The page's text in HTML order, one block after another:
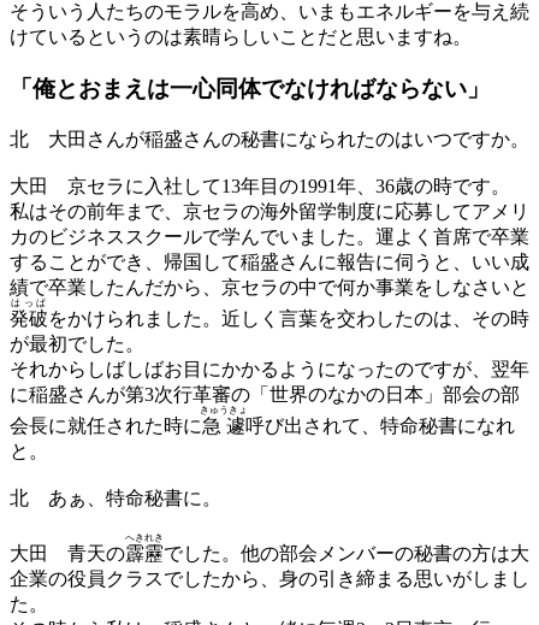
そういう人たちのモラルを高め、いまもエネルギーを与え続
けているというのは素晴らしいことだと思いますね。
「俺とおまえは一心同体でなければならない」
北 大田さんが稲盛さんの秘書になられたのはいつですか。
大田
京セラに入社して13年目の1991年、36歳の時です。
私はその前年まで、京セラの海外留学制度に応募してアメリ
カのビジネススクールで学んでいました。運よく首席で卒業
することができ、帰国して稲盛さんに報告に伺うと、いい成
績で卒業したんだから、京セラの中で何か事業をしなさいと
発破
はっぱ
をかけられました。近しく言葉を交わしたのは、その時
が最初でした。
それからしばしばお目にかかるようになったのですが、翌年
に稲盛さんが第3次行革審の「世界のなかの日本」部会の部
会長に就任された時に急遽
きゅうきょ
呼び出されて、特命秘書になれ
と。
北 あぁ、特命秘書に。
大田 青天の霹靂
へきれき
でした。他の部会メンバーの秘書の方は大
企業の役員クラスでしたから、身の引き締まる思いがしまし
た。